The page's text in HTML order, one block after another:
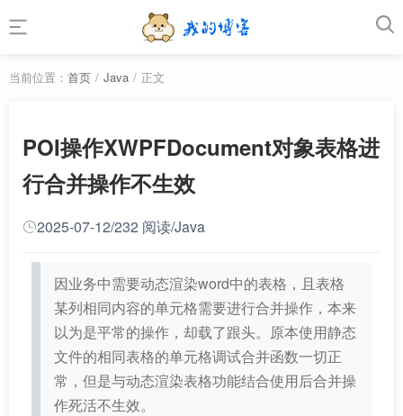
我的博客
Html
JS
Vue
Linux
Android
当前位置： 首页 / Java / 正文
POI操作XWPFDocument对象表格进
行合并操作不生效
2025-07-12/232 阅读/Java
因业务中需要动态渲染word中的表格，且表格
某列相同内容的单元格需要进行合并操作，本来
以为是平常的操作，却载了跟头。原本使用静态
文件的相同表格的单元格调试合并函数一切正
常，但是与动态渲染表格功能结合使用后合并操
作死活不生效。